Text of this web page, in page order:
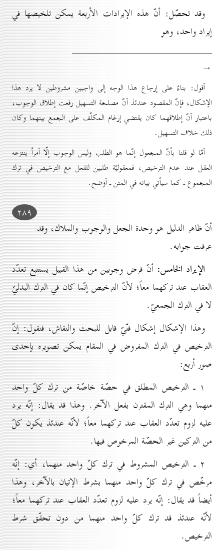
وقد تحصّل: أنّ هذه الإيرادات الأربعة يمكن تلخيصها في
إيراد واحد، وهو
→
أقول: بناءً على إرجاع هذا الوجه إلى واجبين مشروطين لا يرد هذا
الإشكال، فإنّ المقصود عندئذ أنّ مصلحة التسهيل رفعت إطلاق الوجوب،
باعتبار أنّ إطلاقهما كان يقتضي إرغام المكلّف على الجمع بينهما وكان
ذلك خلاف التسهيل.
أمّا لو قلنا بأنّ المجعول إنّما هو الطلب وليس الوجوب إلّا أمراً ينتزعه
العقل عند عدم الترخيص، فمعقوليّة طلبين للفعل مع الترخيص في ترك
المجموع ـ كما سيأتي بيانه في المتن ـ أوضح.
۲۸۹
أنّ ظاهر الدليل هو وحدة الجعل والوجوب والملاك، وقد
عرفت جوابه.
الإيراد الخامس: أنّ فرض وجوبين من هذا القبيل يستتبع تعدّد
العقاب عند تركهما معاً؛ لأنّ الترخيص إنّما كان في الترك البدليّ
لا في الترك الجمعيّ.
وهذا الإشكال إشكال فنّيّ قابل للبحث والنقاش، فنقول: إنّ
الترخيص في الترك المفروض في المقام يمكن تصويره بإحدى
صور أربع:
۱ ـ الترخيص المطلق في حصّة خاصّة من ترك كلّ واحد
منهما وهي الترك المقترن بفعل الآخر. وهذا قد يقال: إنّه يرد
عليه لزوم تعدّد العقاب عند تركهما معاً؛ لأنّه عندئذ يكون كلّ
من التركين غير الحصّة المرخوص فيها.
۲ ـ الترخيص المشروط في ترك كلّ واحد منهما، أي: إنّه
مرخّص في ترك كلّ واحد منهما بشرط الإتيان بالآخر، وهذا
أيضاً قد يقال: إنّه يرد عليه لزوم تعدّد العقاب عند تركهما معاً؛
لأنّه عندئذ قد ترك كلّ واحد منهما من دون تحقّق شرط
الترخيص.